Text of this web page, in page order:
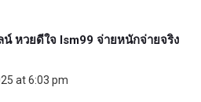
หวยดีใจ lsm99 จ่ายหนักจ่ายจริง
at 6:03 pm